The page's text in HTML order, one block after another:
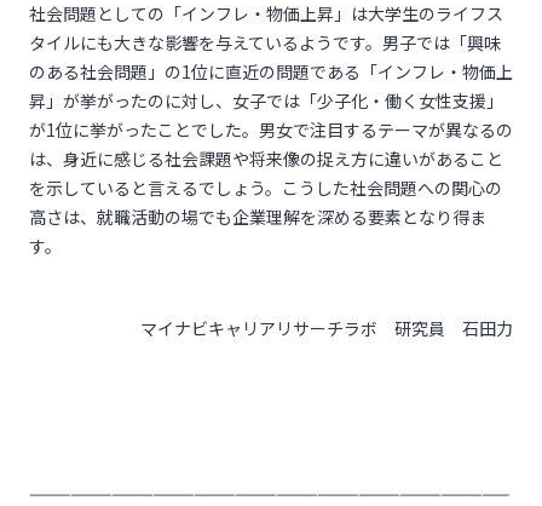
社会問題としての「インフレ・物価上昇」は大学生のライフス
タイルにも大きな影響を与えているようです。男子では「興味
のある社会問題」の1位に直近の問題である「インフレ・物価上
昇」が挙がったのに対し、女子では「少子化・働く女性支援」
が1位に挙がったことでした。男女で注目するテーマが異なるの
は、身近に感じる社会課題や将来像の捉え方に違いがあること
を示していると言えるでしょう。こうした社会問題への関心の
高さは、就職活動の場でも企業理解を深める要素となり得ま
す。
マイナビキャリアリサーチラボ 研究員 石田力
———————————————————————————————————